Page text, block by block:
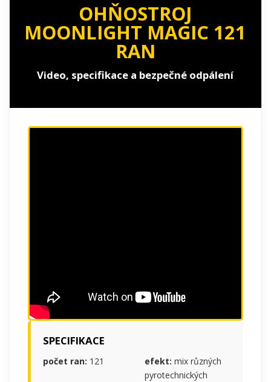
OHŇOSTROJ
MOONLIGHT MAGIC 121
RAN
Video, specifikace a bezpečné odpálení
SPECIFIKACE
počet ran: 121 efekt: mix různých
pyrotechnických